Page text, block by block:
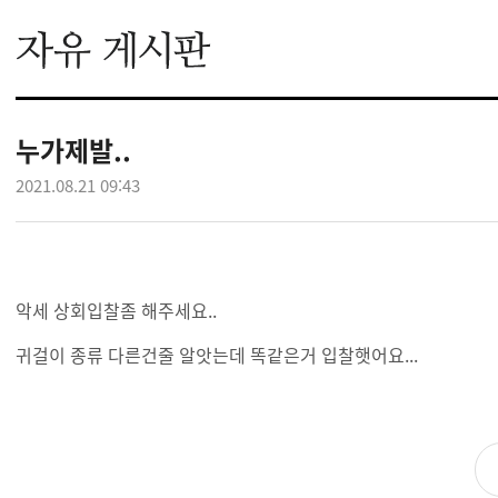
누가제발..
2021.08.21 09:43
악세 상회입찰좀 해주세요..
귀걸이 종류 다른건줄 알앗는데 똑같은거 입찰햇어요...